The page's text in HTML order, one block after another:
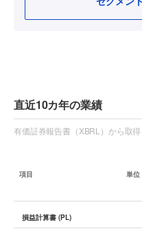
直近10カ年の業績
有価証券報告書（XBRL）から取
項目 単位
損益計算書 (PL)